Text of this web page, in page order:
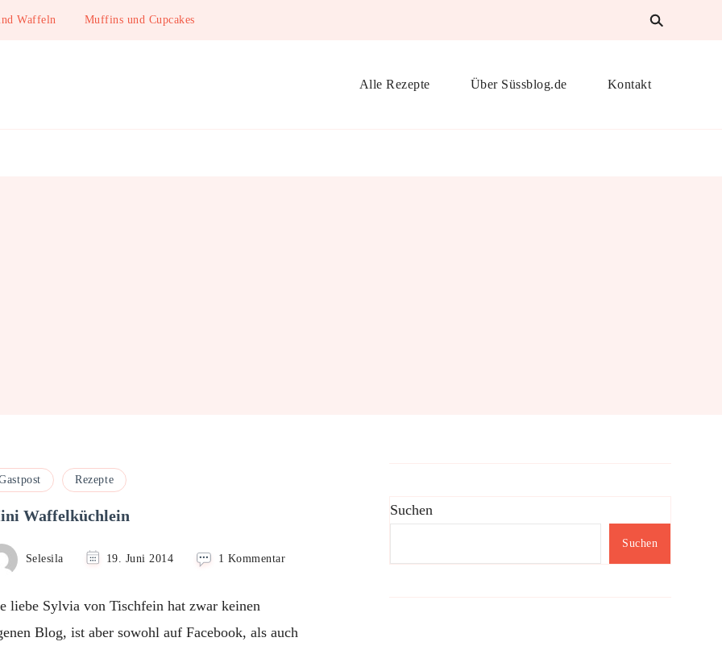
Waffeln Muffins und Cupcakes
Alle Rezepte Über Süssblog.de Kontakt
Rezepte
Waffelküchlein
Selesila 19. Juni 2014 1 Kommentarzu
liebe Sylvia von Tischfein hat zwar keinen
Blog, ist aber sowohl auf Facebook, als auch
Suchen
Suchen